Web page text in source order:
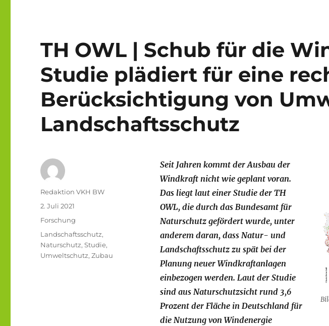
TH OWL | Schub für die
Studie plädiert für eine
Berücksichtigung von
Landschaftsschutz
Seit Jahren kommt der Ausbau der
Windkraft nicht wie geplant voran.
Das liegt laut einer Studie der TH
OWL, die durch das Bundesamt für
Naturschutz gefördert wurde, unter
anderem daran, dass Natur- und
Landschaftsschutz zu spät bei der
Planung neuer Windkraftanlagen
einbezogen werden. Laut der Studie
sind aus Naturschutzsicht rund 3,6
Prozent der Fläche in Deutschland für
die Nutzung von Windenergie
Autor
Redaktion VKH BW
Veröffentlicht
2. Juli 2021
Kategorien
Forschung
Schlagwörter
Landschaftsschutz,
Naturschutz,Studie,
Umweltschutz,Zubau